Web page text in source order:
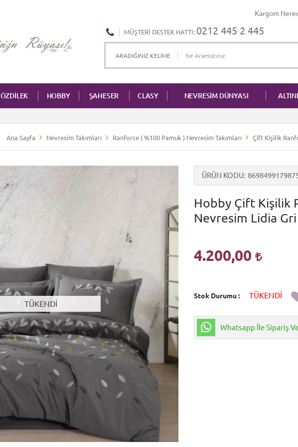
Kargom
MÜŞTERI DESTEK HATTI: 0212 445 2 445
ÖZDİLEK HOBBY ŞAHESER CLASY NEVRESİM DÜNYASI
Ana Sayfa Nevresim Takımları Ranforce ( %100 Pamuk ) Nevresim Takımları Çift Kişilik
TÜKENDİ
ÜRÜN KODU
Hobby Çift Kişilik
Nevresim Lidia Gri
4.200,00
Stok Durumu TÜKENDİ
Whatsapp İle Sipariş